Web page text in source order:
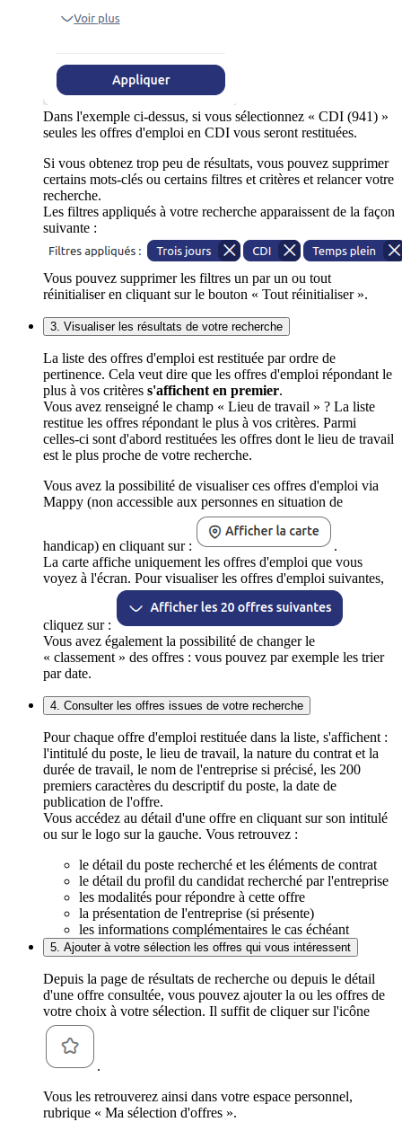
Dans l'exemple ci-dessus, si vous sélectionnez « CDI (941) »
seules les offres d'emploi en CDI vous seront restituées.
Si vous obtenez trop peu de résultats, vous pouvez supprimer
certains mots-clés ou certains filtres et critères et relancer votre
recherche.
Les filtres appliqués à votre recherche apparaissent de la façon
suivante :
Vous pouvez supprimer les filtres un par un ou tout
réinitialiser en cliquant sur le bouton « Tout réinitialiser ».
3. Visualiser les résultats de votre recherche
La liste des offres d'emploi est restituée par ordre de
pertinence. Cela veut dire que les offres d'emploi répondant le
plus à vos critères s'affichent en premier.
Vous avez renseigné le champ « Lieu de travail » ? La liste
restitue les offres répondant le plus à vos critères. Parmi
celles-ci sont d'abord restituées les offres dont le lieu de travail
est le plus proche de votre recherche.
Vous avez la possibilité de visualiser ces offres d'emploi via
Mappy (non accessible aux personnes en situation de
handicap) en cliquant sur :
.
La carte affiche uniquement les offres d'emploi que vous
voyez à l'écran. Pour visualiser les offres d'emploi suivantes,
cliquez sur :
Vous avez également la possibilité de changer le
« classement » des offres : vous pouvez par exemple les trier
par date.
4. Consulter les offres issues de votre recherche
Pour chaque offre d'emploi restituée dans la liste, s'affichent :
l'intitulé du poste, le lieu de travail, la nature du contrat et la
durée de travail, le nom de l'entreprise si précisé, les 200
premiers caractères du descriptif du poste, la date de
publication de l'offre.
Vous accédez au détail d'une offre en cliquant sur son intitulé
ou sur le logo sur la gauche. Vous retrouvez :
le détail du poste recherché et les éléments de contrat
le détail du profil du candidat recherché par l'entreprise
les modalités pour répondre à cette offre
la présentation de l'entreprise (si présente)
les informations complémentaires le cas échéant
5. Ajouter à votre sélection les offres qui vous intéressent
Depuis la page de résultats de recherche ou depuis le détail
d'une offre consultée, vous pouvez ajouter la ou les offres de
votre choix à votre sélection. Il suffit de cliquer sur l'icône
.
Vous les retrouverez ainsi dans votre espace personnel,
rubrique « Ma sélection d'offres ».